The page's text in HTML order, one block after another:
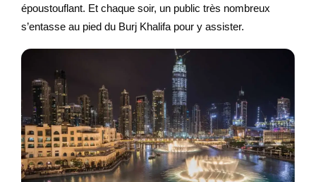
époustouflant. Et chaque soir, un public très nombreux
s’entasse au pied du Burj Khalifa pour y assister.